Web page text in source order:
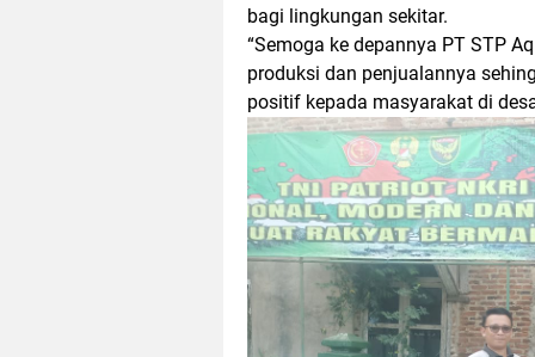
bagi lingkungan sekitar.
“Semoga ke depannya PT STP
produksi dan penjualannya
positif kepada masyarakat di